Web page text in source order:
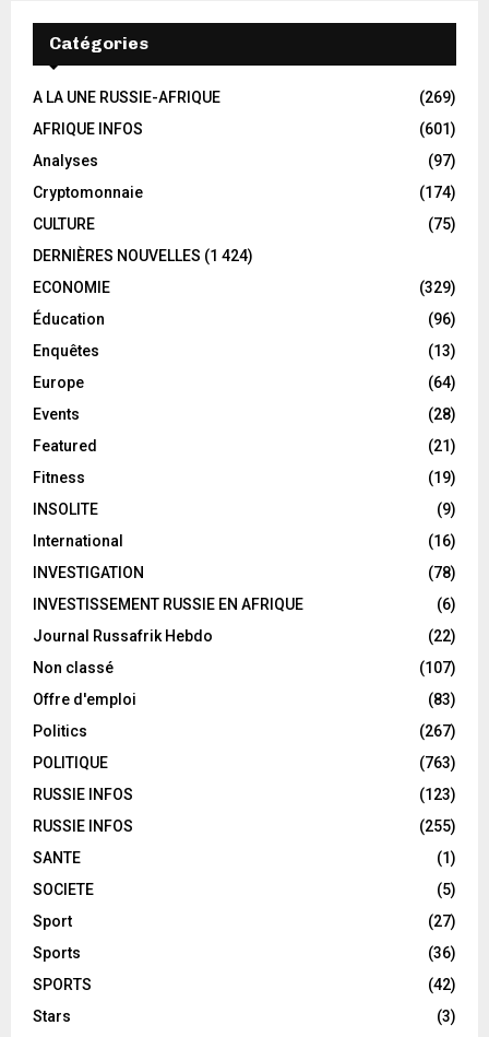
Catégories
A LA UNE RUSSIE-AFRIQUE
(269)
AFRIQUE INFOS
(601)
Analyses
(97)
Cryptomonnaie
(174)
CULTURE
(75)
DERNIÈRES NOUVELLES (1 424)
ECONOMIE
(329)
Éducation
(96)
Enquêtes
(13)
Europe
(64)
Events
(28)
Featured
(21)
Fitness
(19)
INSOLITE
(9)
International
(16)
INVESTIGATION
(78)
INVESTISSEMENT RUSSIE EN AFRIQUE
(6)
Journal Russafrik Hebdo
(22)
Non classé
(107)
Offre d'emploi
(83)
Politics
(267)
POLITIQUE
(763)
RUSSIE INFOS
(123)
RUSSIE INFOS
(255)
SANTE
(1)
SOCIETE
(5)
Sport
(27)
Sports
(36)
SPORTS
(42)
Stars
(3)